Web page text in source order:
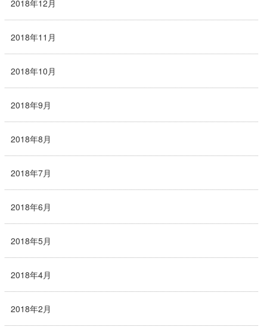
2018年12月
2018年11月
2018年10月
2018年9月
2018年8月
2018年7月
2018年6月
2018年5月
2018年4月
2018年2月